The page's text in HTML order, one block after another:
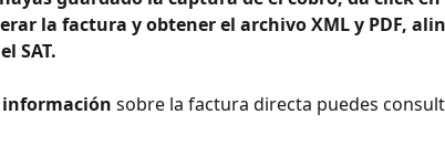
la factura y obtener el archivo XML y PDF,
SAT.
información sobre la factura directa puedes